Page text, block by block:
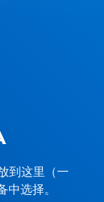
到这里（一
选择。